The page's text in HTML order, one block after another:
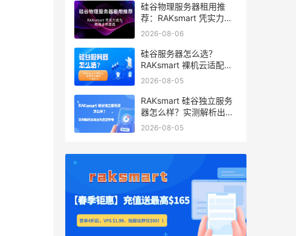
硅谷物理服务器租用推
荐：RAKsmart 凭实力成
为跨境业务首选
2026-08-06
硅谷服务器怎么选？
RAKsmart 裸机云适配跨
境电商 手游后台
2026-08-05
RAKsmart 硅谷独立服务
器怎么样？实测解析出海
业务选型参考
2026-08-05